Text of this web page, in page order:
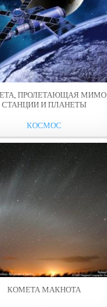
ПРОЛЕТАЮЩАЯ МИМО
СТАНЦИИ И ПЛАНЕТЫ
КОСМОС
КОМЕТА МАКНОТА